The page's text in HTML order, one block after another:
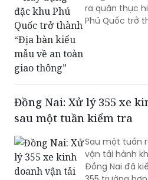
Đồng Nai: Xử lý 355 xe
Sau một tuần
vận tải hành
Đồng Nai đã
355 trường
chở hàng hóa
dừng, đỗ